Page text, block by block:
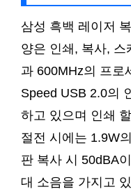
삼성 흑백 레이저
양은 인쇄, 복사, 스
과 600MHz의 프로
Speed USB 2.0의
하고 있으며 인쇄
절전 시에는 1.9W
판 복사 시 50dBA
대 소음을 가지고